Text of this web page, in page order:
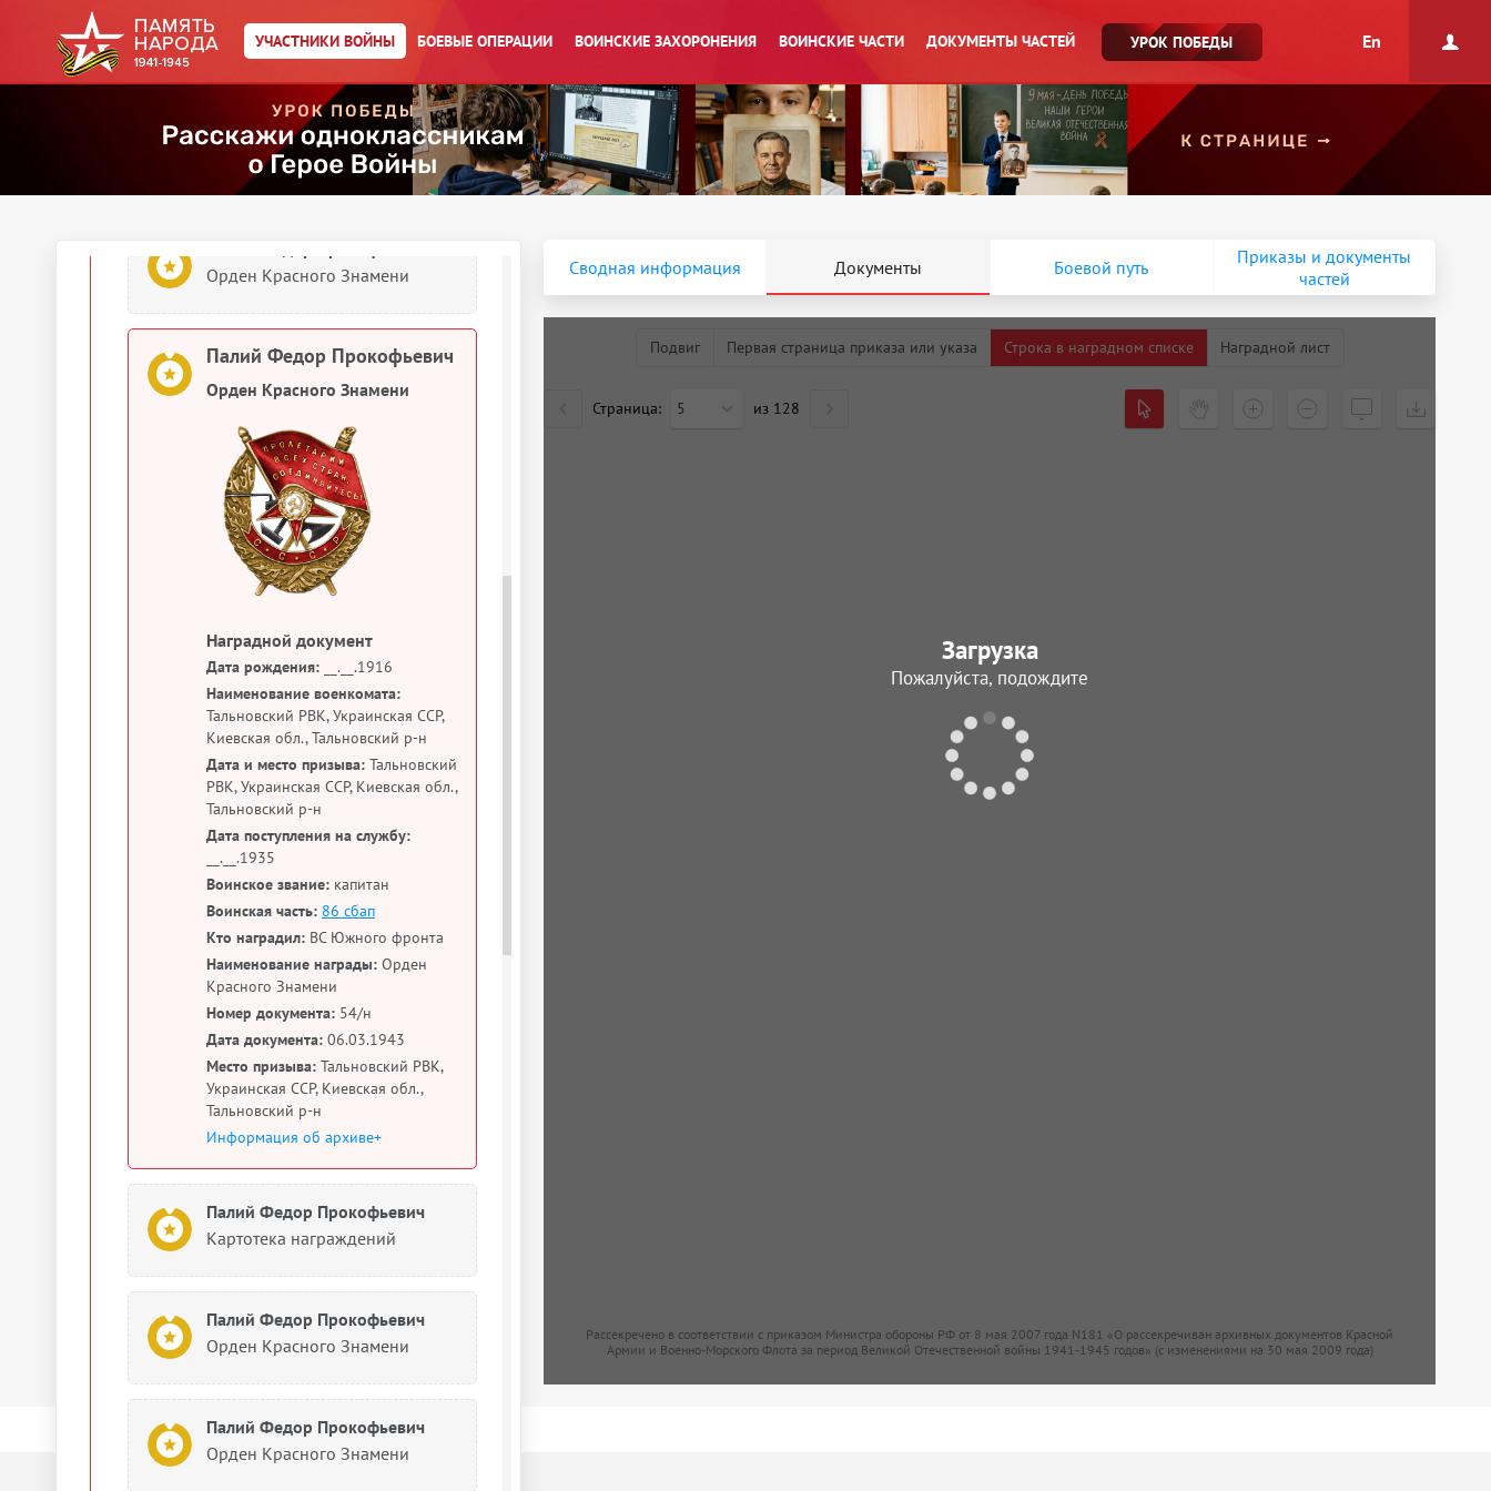
УЧАСТНИКИ ВОЙНЫ БОЕВЫЕ ОПЕРАЦИИ ВОИНСКИЕ ЗАХОРОНЕНИЯ ВОИНСКИЕ ЧАСТИ ДОКУМЕНТЫ ЧАСТЕЙ УРОК ПОБЕДЫ En
Палий Федор Прокофьевич
Сталинграда»
Документы о награждении
Орден Красного Знамени
Палий Федор Прокофьевич
Орден Красного Знамени
Наградной документ
Дата рождения: __.__.1916
Наименование военкомата:
Тальновский РВК, Украинская ССР,
Киевская обл., Тальновский р-н
Дата и место призыва: Тальновский
РВК, Украинская ССР, Киевская обл.,
Тальновский р-н
Дата поступления на службу:
__.__.1935
Воинское звание: капитан
Воинская часть: 86 сбап
Кто наградил: ВС Южного фронта
Наименование награды: Орден
Красного Знамени
Номер документа: 54/н
Дата документа: 06.03.1943
Место призыва: Тальновский РВК,
Украинская ССР, Киевская обл.,
Тальновский р-н
Информация об архиве+
Палий Федор Прокофьевич
Картотека награждений
Палий Федор Прокофьевич
Орден Красного Знамени
Палий Федор Прокофьевич
Орден Красного Знамени
Сводная информация Документы Боевой путь
Приказы и документы
частей
Подвиг Первая страница приказа или указа Строка в наградном списке Наградной лист
Страница: 5 из 128
Рассекречено в соответствии с приказом Министра обороны РФ от 8 мая 2007 года N181 «О рассекречиван архивных документов Красной
Армии и Военно-Морского Флота за период Великой Отечественной войны 1941-1945 годов» (с изменениями на 30 мая 2009 года)
Загрузка
Пожалуйста, подождите